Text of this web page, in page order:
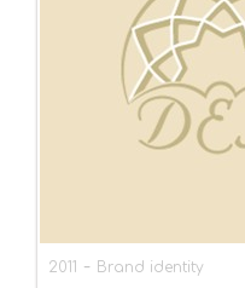
2011 - Brand identity